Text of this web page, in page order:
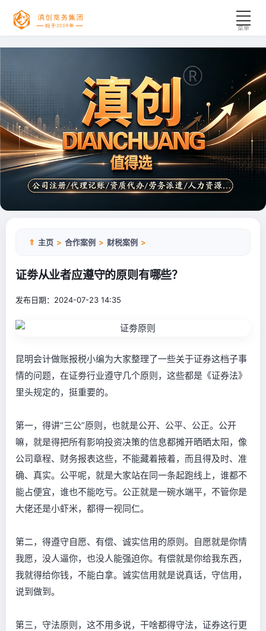
菜单
资质许可
企业综合
新闻资讯
⇑ 主页 > 合作案例 > 财税案例 >
证劵从业者应遵守的原则有哪些？
发布日期：2024-07-23 14:35
昆明会计做账报税小编为大家整理了一些关于证券这档子事
情的问题，在证劵行业遵守几个原则，这些都是《证券法》
里头规定的，挺重要的。
第一，得讲“三公”原则，也就是公开、公平、公正。公开
嘛，就是得把所有影响投资决策的信息都摊开晒晒太阳，像
公司章程、财务报表这些，不能藏着掖着，而且得及时、准
确、真实。公平呢，就是大家站在同一条起跑线上，谁都不
能占便宜，谁也不能吃亏。公正就是一碗水端平，不管你是
大佬还是小虾米，都得一视同仁。
第二，得遵守自愿、有偿、诚实信用的原则。自愿就是你情
我愿，没人逼你，也没人能强迫你。有偿就是你给我东西，
我就得给你钱，不能白拿。诚实信用就是说真话，守信用，
说到做到。
第三，守法原则，这不用多说，干啥都得守法，证券这行更